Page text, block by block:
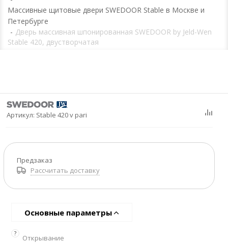
Массивные щитовые двери SWEDOOR Stable в Москве и
Петербурге
- Дверь массивная шпонированная SWEDOOR by Jeld-Wen
Stable 420, двустворчатая
Артикул: Stable 420 v pari
Предзаказ
Рассчитать доставку
Основные параметры
?
Открывание